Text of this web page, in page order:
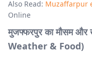
Also Read: Muzaffarpur
Online
मुजफ्फरपुर का मौसम
Weather & Food)